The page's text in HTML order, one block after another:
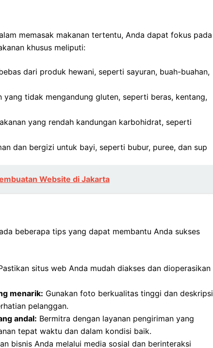
memasak makanan tertentu, Anda dapat fokus pada
khusus meliputi:
dari produk hewani, seperti sayuran, buah-buahan,
yang tidak mengandung gluten, seperti beras, kentang,
yang rendah kandungan karbohidrat, seperti
dan bergizi untuk bayi, seperti bubur, puree, dan sup
Website di Jakarta
beberapa tips yang dapat membantu Anda sukses
situs web Anda mudah diakses dan dioperasikan
menarik: Gunakan foto berkualitas tinggi dan deskripsi
pelanggan.
andal: Bermitra dengan layanan pengiriman yang
tepat waktu dan dalam kondisi baik.
bisnis Anda melalui media sosial dan berinteraksi